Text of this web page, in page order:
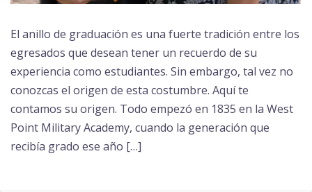
El anillo de graduación es una fuerte tradición entre los
egresados que desean tener un recuerdo de su
experiencia como estudiantes. Sin embargo, tal vez no
conozcas el origen de esta costumbre. Aquí te
contamos su origen. Todo empezó en 1835 en la West
Point Military Academy, cuando la generación que
recibía grado ese año […]